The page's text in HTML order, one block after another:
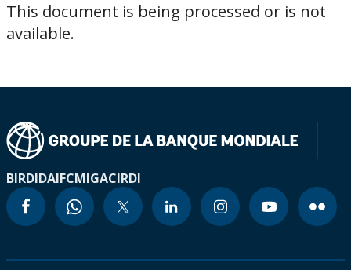
This document is being processed or is not
available.
BIRDIDAIFCMIGACIRDI